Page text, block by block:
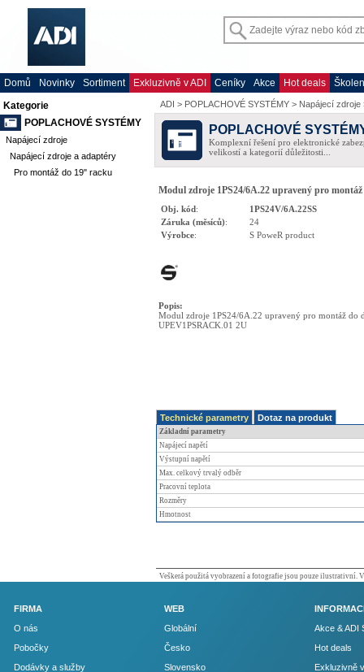
Domů Novinky Sortiment Exkluzivně v ADI Ceníky Akce Hot deals
Kategorie
POPLACHOVÉ SYSTÉMY
Napájecí zdroje
Napájecí zdroje a adaptéry
Pro montáž do 19" racku
ADI > POPLACHOVÉ SYSTÉMY > Napájecí zdroje
POPLACHOVÉ
Komplexní řešení pro elektronické
velikostí a kategorií důležitosti...
Modul zdroje 1PS24/6A.22 upravený pro
Obj. kód:
1PS24V/6A.22SS
Záruka (měsíců):
24
Výrobce: S PoweR product
Popis:
Modul zdroje 1PS24/6A.22 upravený pro montáž do
UPEV1PSRACK.01 2U
Technické parametry Dotaz na produkt
Základní parametry
Napájecí napětí
Výstupní napětí
Max. celkový trvalý odběr
Pracovní teplota
Rozměry
Hmotnost
Veškerá použitá vyobrazení a fotografie jsou pouze ilustrativní.
FIRMA
O nás
Pobočky
Dodávky a služby
WEB
Globální
Česko
Slovensko
Akce & ADI
Hot deals
Exkluzivně